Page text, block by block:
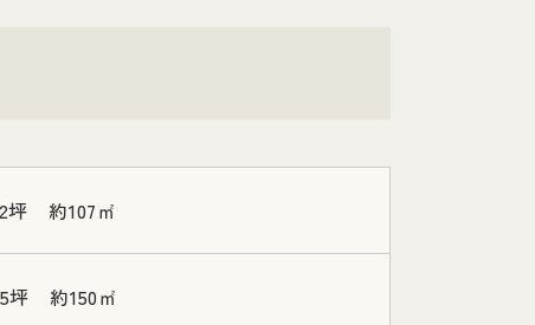
坪 約107㎡
坪 約150㎡